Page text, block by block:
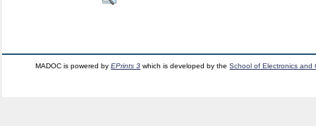
MADOC is powered byEPrints 3 which is developed by theSchool of Electronics and